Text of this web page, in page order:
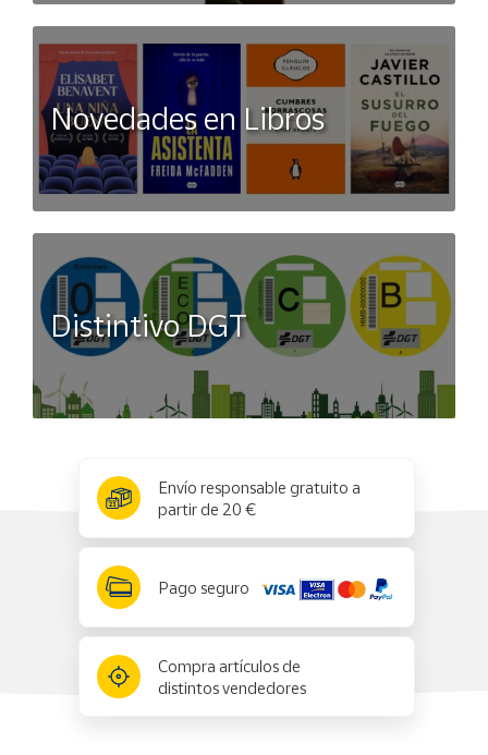
Novedades en Libros
Distintivo DGT
Envío responsable gratuito a
partir de 20 €
Pago seguro
Compra artículos de
distintos vendedores